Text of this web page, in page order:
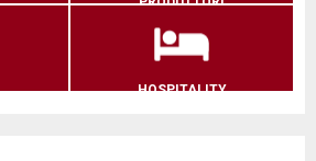
HOSPITALITY